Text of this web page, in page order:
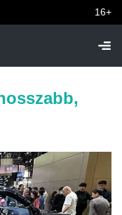
16+